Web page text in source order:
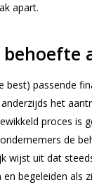
apart.
best) passende
het
proces is
de
wijst uit dat
en begeleiden als